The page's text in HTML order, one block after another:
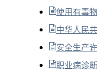
使用有毒
中华人民
安全生产
职业病诊